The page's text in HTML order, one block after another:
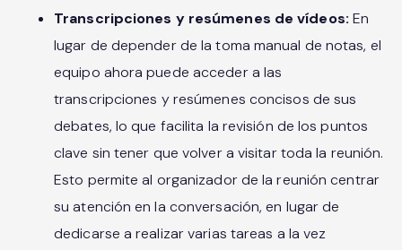
Transcripciones y resúmenes de vídeos: En
lugar de depender de la toma manual de notas, el
equipo ahora puede acceder a las
transcripciones y resúmenes concisos de sus
debates, lo que facilita la revisión de los puntos
clave sin tener que volver a visitar toda la reunión.
Esto permite al organizador de la reunión centrar
su atención en la conversación, en lugar de
dedicarse a realizar varias tareas a la vez